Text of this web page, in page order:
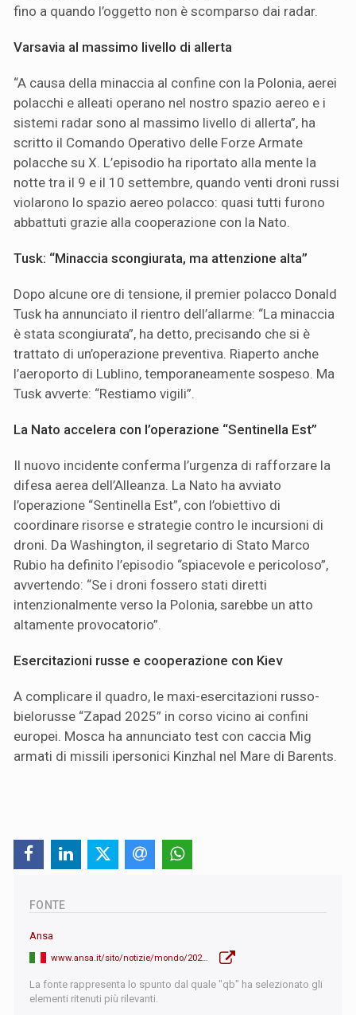
fino a quando l’oggetto non è scomparso dai radar.
Varsavia al massimo livello di allerta
“A causa della minaccia al confine con la Polonia, aerei
polacchi e alleati operano nel nostro spazio aereo e i
sistemi radar sono al massimo livello di allerta”, ha
scritto il Comando Operativo delle Forze Armate
polacche su X. L’episodio ha riportato alla mente la
notte tra il 9 e il 10 settembre, quando venti droni russi
violarono lo spazio aereo polacco: quasi tutti furono
abbattuti grazie alla cooperazione con la Nato.
Tusk: “Minaccia scongiurata, ma attenzione alta”
Dopo alcune ore di tensione, il premier polacco Donald
Tusk ha annunciato il rientro dell’allarme: “La minaccia
è stata scongiurata”, ha detto, precisando che si è
trattato di un’operazione preventiva. Riaperto anche
l’aeroporto di Lublino, temporaneamente sospeso. Ma
Tusk avverte: “Restiamo vigili”.
La Nato accelera con l’operazione “Sentinella Est”
Il nuovo incidente conferma l’urgenza di rafforzare la
difesa aerea dell’Alleanza. La Nato ha avviato
l’operazione “Sentinella Est”, con l’obiettivo di
coordinare risorse e strategie contro le incursioni di
droni. Da Washington, il segretario di Stato Marco
Rubio ha definito l’episodio “spiacevole e pericoloso”,
avvertendo: “Se i droni fossero stati diretti
intenzionalmente verso la Polonia, sarebbe un atto
altamente provocatorio”.
Esercitazioni russe e cooperazione con Kiev
A complicare il quadro, le maxi-esercitazioni russo-
bielorusse “Zapad 2025” in corso vicino ai confini
europei. Mosca ha annunciato test con caccia Mig
armati di missili ipersonici Kinzhal nel Mare di Barents.
FONTE
Ansa
www.ansa.it/sito/notizie/mondo/2025/09/13/trump-paesi-nato-smettano-di-acquistare-petrolio-russo_fb383f5c-d888-4f22-b2db-b8f142df1ad3.html
La fonte rappresenta lo spunto dal quale "qb" ha selezionato gli
elementi ritenuti più rilevanti.